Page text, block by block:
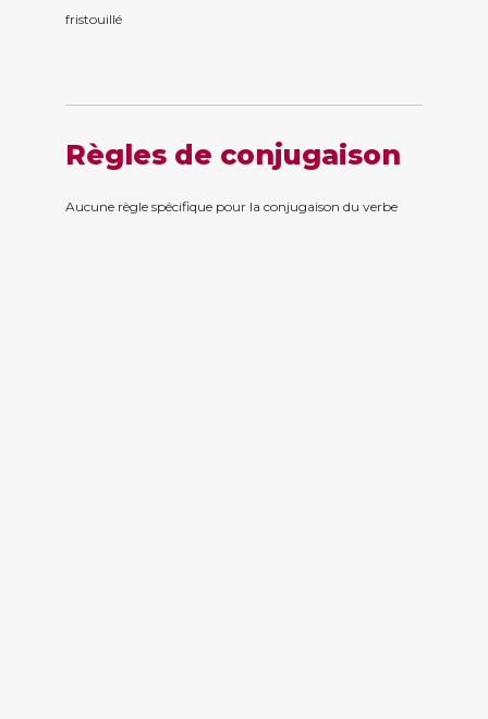
fristouillé
Règles de conjugaison
Aucune règle spécifique pour la conjugaison du verbe